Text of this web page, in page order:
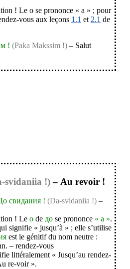
! Le o se prononce « a » ; pour
vous aux leçons 1.1 et 2.1 de
! (Paka Makssim !) – Salut
svidaniia !)– Au revoir !
свидания ! (Da-svidaniia !) –
! Le o de до se prononce « a ».
signifie « jusqu’à » ; elle s’utilise
est le génitif du nom neutre :
– rendez-vous
littéralement « Jusqu’au rendez-
re-voir ».